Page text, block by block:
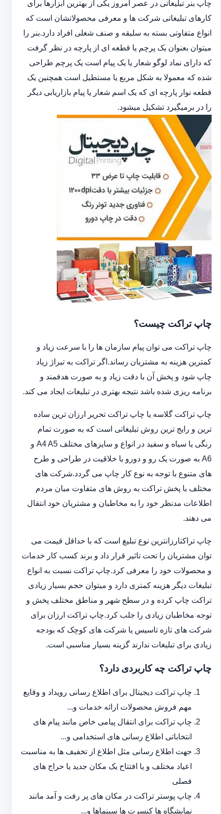
چاپ بنر تبلیغاتی در عصر امروز یکی از بهترین ابزارها برای
کارهای تبلیغاتی شرکت ها و معرفی محصولاتشان است که
انواع متفاوتی بسته به سلیقه و صنف شغلی افراد دارد.بنر را
میتوان بعنوان یک پرچم یا قطعه ای از پارچه در نظر گرفت
که دارای نماد لوگو شعار یا یک پیام است یک پرچم طراحی
شده که معمولا به شکل مربع یا مستطیل است همچنین یک
قطعه نوار پارچه ای که یک اسم شعار یا پیام بازاریابی دیگر
را در برمیگیرد تشکیل میشود.
چاپ تراکت چیست؟
چاپ تراکت می توان پیام سازمان ها را با سرعت زیاد و
کمترین هزینه به مشتریان رساند.اگر تراکت به تیراژ زیاد
چاپ شود و پخش آن با دقت زیاد و به صورت هدفمند و
برنامه ریزی شده باشد نتیجه بهتری در تبلیغات ایجاد می کند.
چاپ تراکت گلاسه یا چاپ تراکت تحریر ارزان ترین ساده
ترین و رایج ترین روش تبلیغاتی است که به صورت تمام
رنگی یا سیاه و سفید در انواع و سایزهای مختلف A4 A5 و
A6 به صورت یک رو و دورو با خلاقیت در طراحی و طرح
های متنوع با توجه به نوع کار چاپ می گردد.شرکت های
مختلف با پخش تراکت به روش های متفاوت میان مردم
اطلاعات مدنظر خود را به مخاطبان و مشتریان خود انتقال
می دهند.
چاپ تراکت‏ارزانترین نوع تبلیغ است که با حداقل قیمت می
توان مشتریان را تحت تاثیر قرار داد و برند کسب کار خدمات
و محصولات خود را معرفی کرد.چاپ تراکت نسبت به انواع
تبلیغات دیگر هزینه کمتری دارد و می‎توان حجم بسیار زیادی
تراکت چاپ کرده و در سطح شهر و مناطق مختلف پخش و
توجه مخاطبان زیادی را جلب کرد.چاپ تراکت ارزان برای
شرکت های تازه تاسیس یا شرکت های کوچک که بودجه
زیادی برای تبلیغات ندارند گزینه بسیار مناسبی است.
چاپ تراکت چه کاربردی دارد؟
چاپ تراکت دیجیتال برای اطلاع رسانی رویداد و وقایع
مهم فروش محصولات ارائه خدمات و...
چاپ تراکت برای انتقال پیامی خاص مانند پیام های
انتخاباتی اطلاع رسانی های استخدامی و...
جهت اطلاع رسانی مثل اطلاع از تخفیف ها به مناسبت
اعیاد مختلف و یا افتتاح یک مکان جدید یا حراج های
فصلی
چاپ پوستر تراکت در مکان های پر رفت و آمد مانند
نمایشگاه ها کنسرت ها سینماها و...